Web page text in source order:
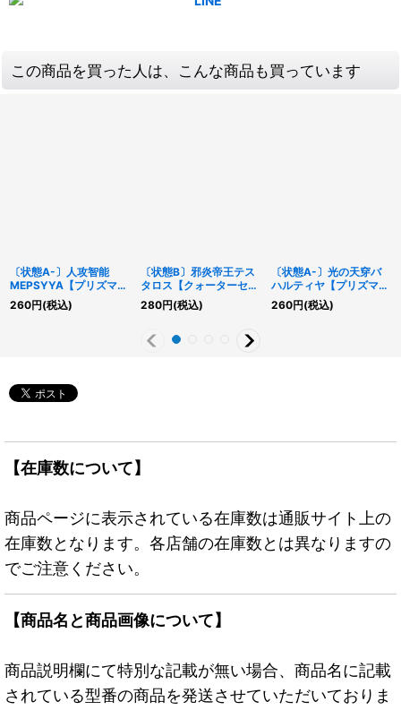
この商品を買った人は、こんな商品も買っています
〔状態A-〕人攻智能
MEPSYYA【プリズマテ
ィックシークレット】
{DAMA-JP024}《モン
260円(税込)
〔状態B〕邪炎帝王テス
タロス【クォーターセン
チュリーシークレット】
{DUNE-JP023}《モン
280円(税込)
〔状態A-〕光の天穿バ
ハルティヤ【プリズマテ
ィックシークレット】
{LIOV-JP023}《モンス
260円(税込)
【在庫数について】
商品ページに表示されている在庫数は通販サイト上の
在庫数となります。各店舗の在庫数とは異なりますの
でご注意ください。
【商品名と商品画像について】
商品説明欄にて特別な記載が無い場合、商品名に記載
されている型番の商品を発送させていただいておりま